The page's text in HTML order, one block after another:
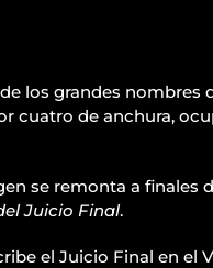
los grandes nombres
cuatro de anchura,
se remonta a finales
Juicio Final.
el Juicio Final en el